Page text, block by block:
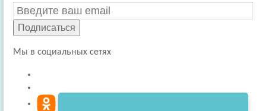
Подписаться
Мы в социальных сетях